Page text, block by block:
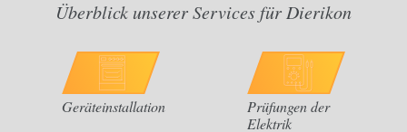
Überblick unserer Services für Dierikon
Geräteinstallation
Prüfungen der
Elektrik